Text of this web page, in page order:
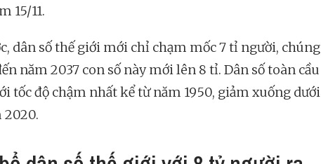
15/11.
dân số thế giới mới chỉ chạm mốc 7 tỉ người, chúng
năm 2037 con số này mới lên 8 tỉ. Dân số toàn cầu
tốc độ chậm nhất kể từ năm 1950, giảm xuống dưới
2020.